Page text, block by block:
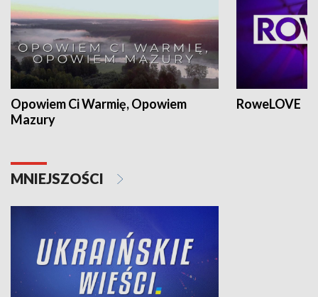
Opowiem Ci Warmię, Opowiem
Mazury
RoweLOVE
MNIEJSZOŚCI